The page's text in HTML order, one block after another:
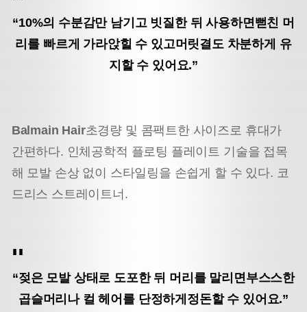
“10%의 수분감만 남기고 빗질한 뒤 사용하면 뻗친 머
리를 빠르게 가라앉힐 수 있고머릿결도 차분하게 유
지할 수 있어요.”
Balmain Hair초경량 및 콤팩트한 사이즈로 휴대가
간편하다. 인체공학적 플로팅 플레이트 기술을 접목
해 모발 손상 없이 스타일링을 손쉽게 할 수 있다. 코
드리스 스트레이트너.
“젖은 모발 상태로 도포한 뒤 머리를 말리면부스스한
곱슬머리나 컬 헤어를 단정하게 정돈할 수 있어요.”